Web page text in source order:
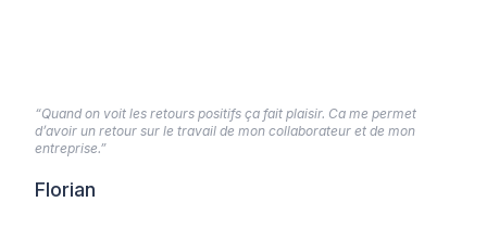
installations. […]
“Quand on voit les retours positifs ça fait plaisir. Ca me permet
d’avoir un retour sur le travail de mon collaborateur et de mon
entreprise.”
Florian